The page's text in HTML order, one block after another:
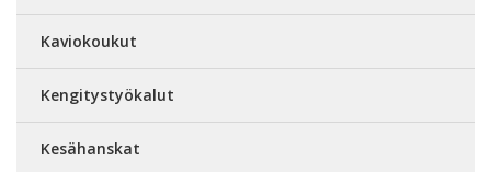
Kaviokoukut
Kengitystyökalut
Kesähanskat